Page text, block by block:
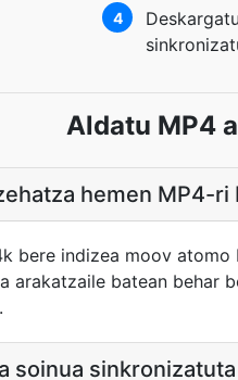
4
Aldatu MP4
hemen MP4-ri
bere indizea moov
arakatzaile batean behar
soinua